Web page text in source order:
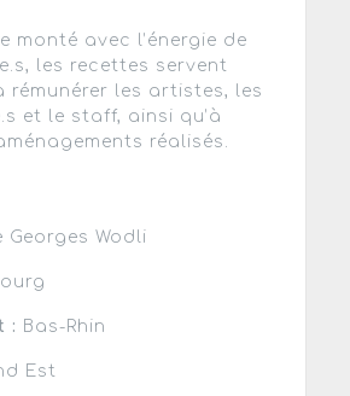
monté avec l’énergie de
les recettes servent
rémunérer les artistes, les
et le staff, ainsi qu’à
réalisés.
Georges Wodli
: Bas-Rhin
Est